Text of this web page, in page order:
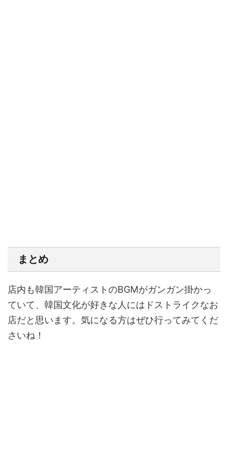
まとめ
店内も韓国アーティストのBGMがガンガン掛かっ
ていて、韓国文化が好きな人にはドストライクなお
店だと思います。気になる方はぜひ行ってみてくだ
さいね！